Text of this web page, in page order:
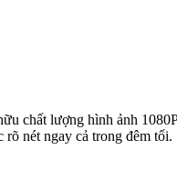
chất lượng hình ảnh
nét ngay cả trong đêm tối.